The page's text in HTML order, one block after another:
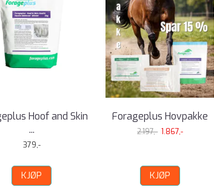
Hoof and Skin
...
379,-
KJØP
Forageplus Hovpakke
2.197,- 1.867,-
KJØP